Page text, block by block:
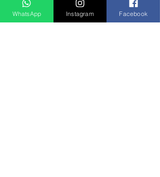
WhatsApp Instagram Facebook